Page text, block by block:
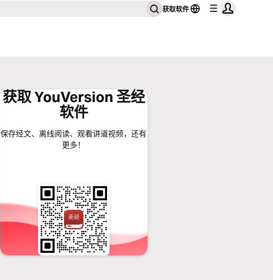
获取软件
获取 YouVersion 圣经
软件
保存经文、离线阅读、观看讲道视频，还有
更多！